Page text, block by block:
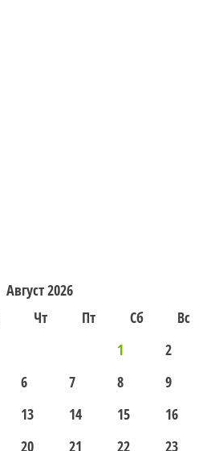
Август 2026
Чт Пт Сб
Вс
1
2
6 7 8
9
13 14 15
16
20 21 22 23